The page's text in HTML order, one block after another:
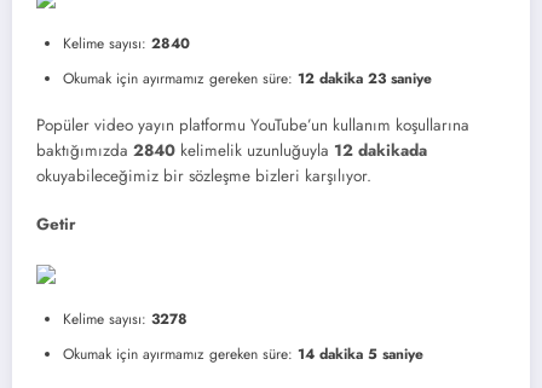
Kelime sayısı: 2840
Okumak için ayırmamız gereken süre: 12 dakika 23 saniye
Popüler video yayın platformu YouTube’un kullanım koşullarına
baktığımızda 2840 kelimelik uzunluğuyla 12 dakikada
okuyabileceğimiz bir sözleşme bizleri karşılıyor.
Getir
Kelime sayısı: 3278
Okumak için ayırmamız gereken süre: 14 dakika 5 saniye